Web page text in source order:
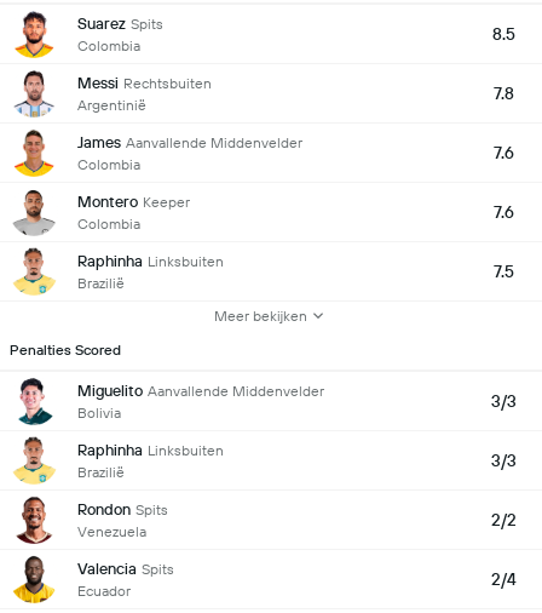
Suarez Spits
Colombia
8.5
Messi Rechtsbuiten
Argentinië
7.8
James Aanvallende Middenvelder
Colombia
7.6
Montero Keeper
Colombia
7.6
Raphinha Linksbuiten
Brazilië
7.5
Meer bekijken
Penalties Scored
Miguelito Aanvallende Middenvelder
Bolivia
3/3
Raphinha Linksbuiten
Brazilië
3/3
Rondon Spits
Venezuela
2/2
Valencia Spits
Ecuador
2/4